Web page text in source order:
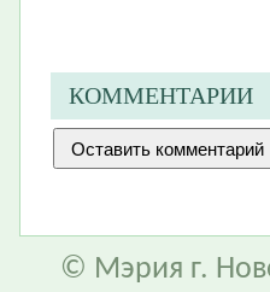
КОММЕНТАРИИ
© Мэрия г.